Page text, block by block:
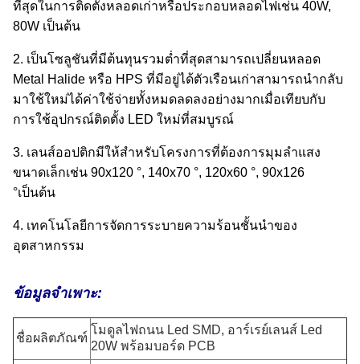
ที่สุดในการติดตั้งหลอดเก่าหรือประกอบหลอดไฟเช่น 40W,
80W เป็นต้น
2. เป็นโซลูชันที่มีต้นทุนรวมต่ำที่สุดสามารถเปลี่ยนหลอด
Metal Halide หรือ HPS ที่มีอยู่ได้ตัวเรือนเก่าสามารถนำกลับ
มาใช้ใหม่ได้ค่าใช้จ่ายทั้งหมดลดลงอย่างมากเมื่อเทียบกับ
การใช้อุปกรณ์ติดตั้ง LED ใหม่ที่สมบูรณ์
3. เลนส์ออปติกมีให้สำหรับโครงการที่ต้องการมุมลำแสง
ขนาดเล็กเช่น 90x120 °, 140x70 °, 120x60 °, 90x126
°เป็นต้น
4. เทคโนโลยีการจัดการระบายความร้อนชั้นนำของ
อุตสาหกรรม
ข้อมูลจำเพาะ:
ชื่อผลิตภัณฑ์
โมดูลไฟถนน Led SMD, อาร์เรย์เลนส์ Led
20W พร้อมบอร์ด PCB